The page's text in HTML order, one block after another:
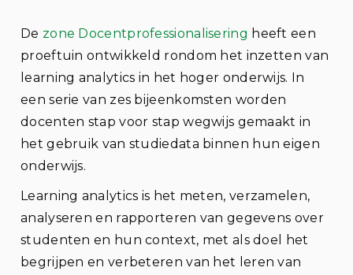
De zone Docentprofessionalisering heeft een
proeftuin ontwikkeld rondom het inzetten van
learning analytics in het hoger onderwijs. In
een serie van zes bijeenkomsten worden
docenten stap voor stap wegwijs gemaakt in
het gebruik van studiedata binnen hun eigen
onderwijs.
Learning analytics is het meten, verzamelen,
analyseren en rapporteren van gegevens over
studenten en hun context, met als doel het
begrijpen en verbeteren van het leren van